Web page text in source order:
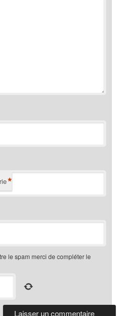
*
le spam merci de compléter le